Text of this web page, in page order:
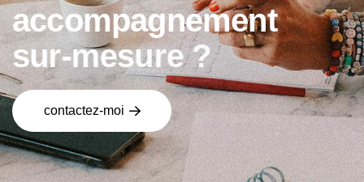
accompagnement
sur-mesure ?
contactez-moi